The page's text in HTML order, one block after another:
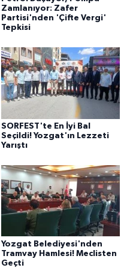
Zamlanıyor: Zafer
Partisi'nden 'Çifte Vergi'
Tepkisi
SORFEST'te En İyi Bal
Seçildi! Yozgat'ın Lezzeti
Yarıştı
Yozgat Belediyesi'nden
Tramvay Hamlesi! Meclisten
Geçti